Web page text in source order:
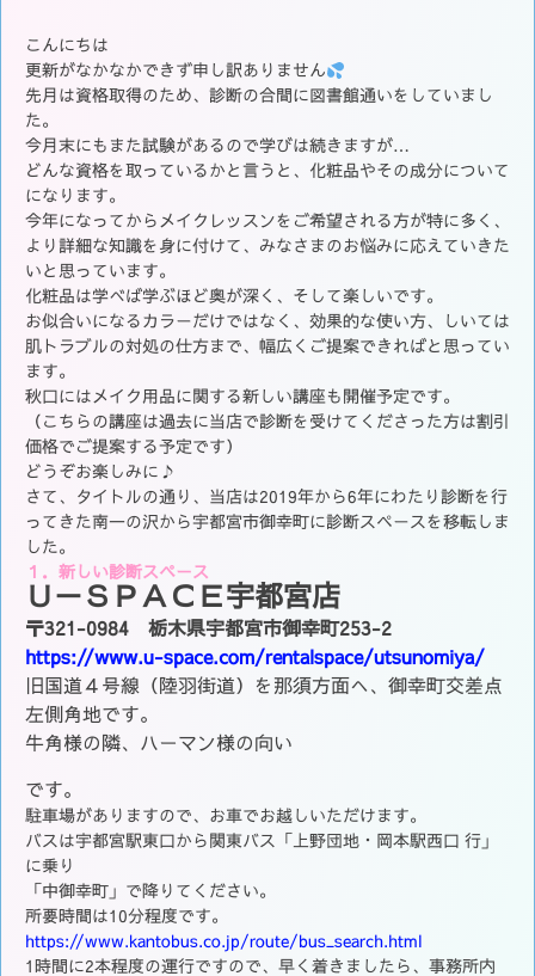
こんにちは
更新がなかなかできず申し訳ありません
先月は資格取得のため、診断の合間に図書館通いをしていまし
た。
今月末にもまた試験があるので学びは続きますが…
どんな資格を取っているかと言うと、化粧品やその成分について
になります。
今年になってからメイクレッスンをご希望される方が特に多く、
より詳細な知識を身に付けて、みなさまのお悩みに応えていきた
いと思っています。
化粧品は学べば学ぶほど奥が深く、そして楽しいです。
お似合いになるカラーだけではなく、効果的な使い方、しいては
肌トラブルの対処の仕方まで、幅広くご提案できればと思ってい
ます。
秋口にはメイク用品に関する新しい講座も開催予定です。
（こちらの講座は過去に当店で診断を受けてくださった方は割引
価格でご提案する予定です）
どうぞお楽しみに♪
さて、タイトルの通り、当店は2019年から6年にわたり診断を行
ってきた南一の沢から宇都宮市御幸町に診断スペースを移転しま
した。
１．新しい診断スペース
Ｕ－ＳＰＡＣＥ宇都宮店
〒321-0984 栃木県宇都宮市御幸町253-2
https://www.u-space.com/rentalspace/utsunomiya/
旧国道４号線（陸羽街道）を那須方面へ、御幸町交差点
左側角地です。
牛角様の隣、ハーマン様の向い
です。
駐車場がありますので、お車でお越しいただけます。
バスは宇都宮駅東口から関東バス「上野団地・岡本駅西口 行」
に乗り
「中御幸町」で降りてください。
所要時間は10分程度です。
https://www.kantobus.co.jp/route/bus_search.html
1時間に2本程度の運行ですので、早く着きましたら、事務所内